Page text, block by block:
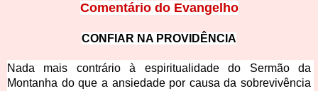
Comentário do Evangelho
CONFIAR NA PROVID ÊNCIA
Nada mais contrário à espiritualidade do Sermão da
Montanha do que a ansiedade por causa da sobrevivência